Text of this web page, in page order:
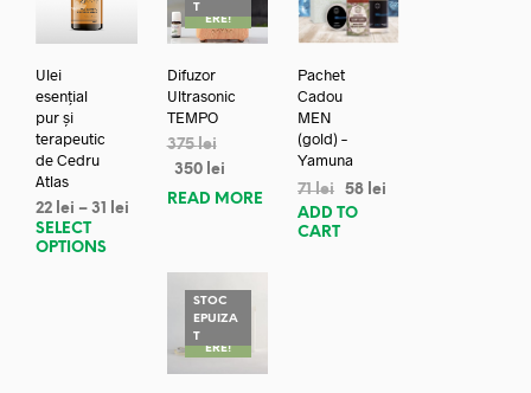
Ulei
esențial
pur și
terapeutic
de Cedru
Atlas
22 lei – 31
lei
SELECT
OPTIONS
T
ERE!
Difuzor
Ultrasonic
TEMPO
375lei
350 lei
READ MORE
Pachet
Cadou
MEN
(gold) –
Yamuna
71lei 58 lei
ADD TO
CART
STOC
EPUIZA
TREDUC
ERE!